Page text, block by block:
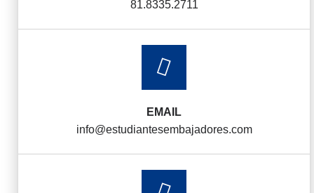
81.8335.2711
EMAIL
info@estudiantesembajadores.com